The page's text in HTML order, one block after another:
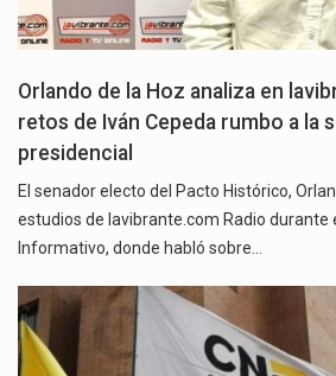
Orlando de la Hoz analiza en
retos de Iván Cepeda rumbo a la
presidencial
El senador electo del Pacto Histórico,
estudios de lavibrante.com Radio durante
Informativo, donde habló sobre…